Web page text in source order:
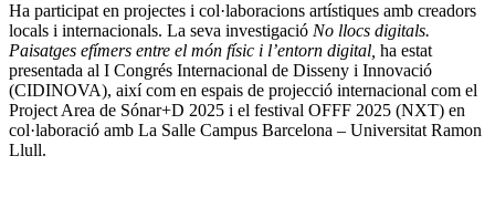
Ha participat en projectes i col·laboracions artístiques amb creadors
locals i internacionals. La seva investigació No llocs digitals.
Paisatges efímers entre el món físic i l’entorn digital, ha estat
presentada al I Congrés Internacional de Disseny i Innovació
(CIDINOVA), així com en espais de projecció internacional com el
Project Area de Sónar+D 2025 i el festival OFFF 2025 (NXT) en
col·laboració amb La Salle Campus Barcelona – Universitat Ramon
Llull.